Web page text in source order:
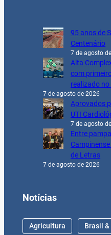
95 anos de
Centenário
7 de agosto
Alta
com
realizado
7 de agosto de 2026
Aprovados
UTI
7 de agosto
Entre
de Letras
7 de agosto de 2026
Notícias
Agricultura Brasil